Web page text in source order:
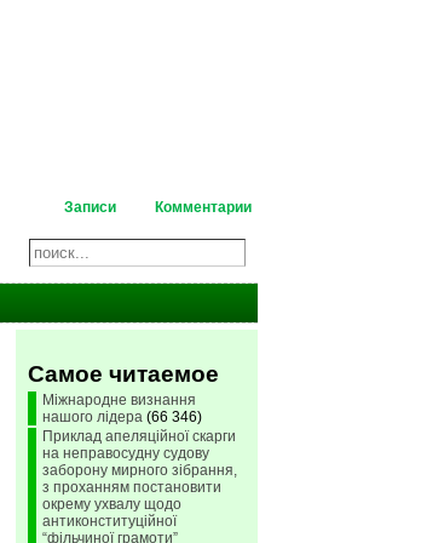
Комментарии
Записи
Самое читаемое
Міжнародне визнання
нашого лідера (66 346)
Приклад апеляційної скарги
на неправосудну судову
заборону мирного зібрання,
з проханням постановити
окрему ухвалу щодо
антиконституційної
“фільчиної грамоти”